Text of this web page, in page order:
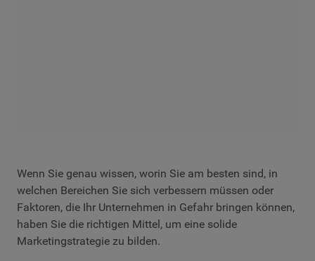
Wenn Sie genau wissen, worin Sie am besten sind, in
welchen Bereichen Sie sich verbessern müssen oder
Faktoren, die Ihr Unternehmen in Gefahr bringen können,
haben Sie die richtigen Mittel, um eine solide
Marketingstrategie zu bilden.